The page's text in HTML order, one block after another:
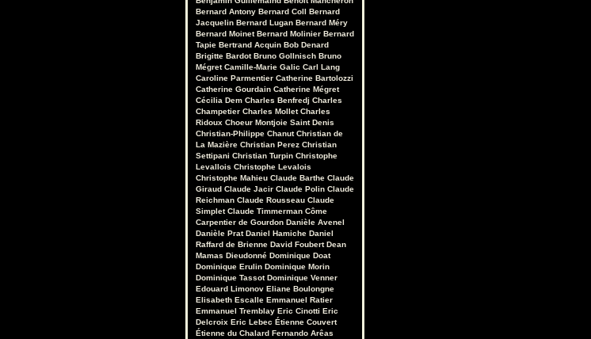
Bernard Antony Bernard Coll Bernard
Jacquelin Bernard Lugan Bernard Méry
Bernard Moinet Bernard Molinier Bernard
Tapie Bertrand Acquin Bob Denard
Brigitte Bardot Bruno Gollnisch Bruno
Mégret Camille-Marie Galic Carl Lang
Caroline Parmentier Catherine Bartolozzi
Catherine Gourdain Catherine Mégret
Cécilia Dem Charles Benfredj Charles
Champetier Charles Mollet Charles
Ridoux Choeur Montjoie Saint Denis
Christian-Philippe Chanut Christian de
La Mazière Christian Perez Christian
Settipani Christian Turpin Christophe
Levallois Christophe Levalois
Christophe Mahieu Claude Barthe Claude
Giraud Claude Jacir Claude Polin Claude
Reichman Claude Rousseau Claude
Simplet Claude Timmerman Côme
Carpentier de Gourdon Danièle Avenel
Danièle Prat Daniel Hamiche Daniel
Raffard de Brienne David Foubert Dean
Mamas Dieudonné Dominique Doat
Dominique Erulin Dominique Morin
Dominique Tassot Dominique Venner
Edouard Limonov Eliane Boulongne
Elisabeth Escalle Emmanuel Ratier
Emmanuel Tremblay Eric Cinotti Eric
Delcroix Eric Lebec Étienne Couvert
Étienne du Chalard Fernando Arêas